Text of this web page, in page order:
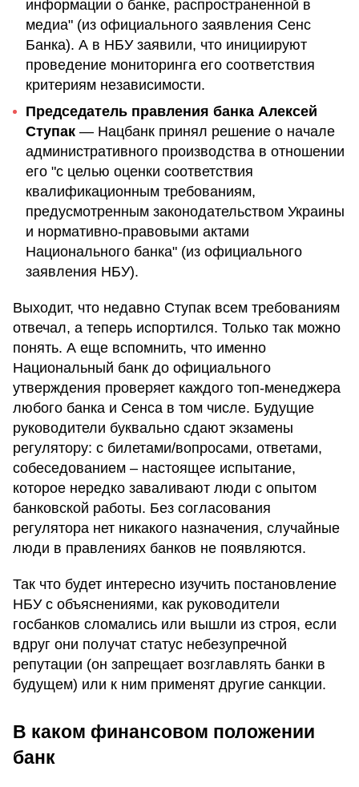
информации о банке, распространенной в
медиа" (из официального заявления Сенс
Банка). А в НБУ заявили, что инициируют
проведение мониторинга его соответствия
критериям независимости.
Председатель правления банка Алексей
Ступак — Нацбанк принял решение о начале
административного производства в отношении
его "с целью оценки соответствия
квалификационным требованиям,
предусмотренным законодательством Украины
и нормативно-правовыми актами
Национального банка" (из официального
заявления НБУ).
Выходит, что недавно Ступак всем требованиям
отвечал, а теперь испортился. Только так можно
понять. А еще вспомнить, что именно
Национальный банк до официального
утверждения проверяет каждого топ-менеджера
любого банка и Сенса в том числе. Будущие
руководители буквально сдают экзамены
регулятору: с билетами/вопросами, ответами,
собеседованием – настоящее испытание,
которое нередко заваливают люди с опытом
банковской работы. Без согласования
регулятора нет никакого назначения, случайные
люди в правлениях банков не появляются.
Так что будет интересно изучить постановление
НБУ с объяснениями, как руководители
госбанков сломались или вышли из строя, если
вдруг они получат статус небезупречной
репутации (он запрещает возглавлять банки в
будущем) или к ним применят другие санкции.
В каком финансовом положении
банк